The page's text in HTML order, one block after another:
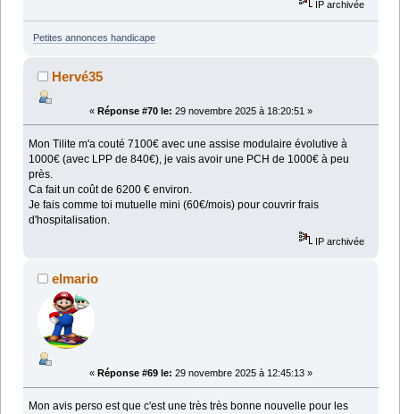
IP archivée
Petites annonces handicape
Hervé35
« Réponse #70 le: 29 novembre 2025 à 18:20:51 »
Mon Tilite m'a couté 7100€ avec une assise modulaire évolutive à
1000€ (avec LPP de 840€), je vais avoir une PCH de 1000€ à peu
près.
Ca fait un coût de 6200 € environ.
Je fais comme toi mutuelle mini (60€/mois) pour couvrir frais
d'hospitalisation.
IP archivée
elmario
« Réponse #69 le: 29 novembre 2025 à 12:45:13 »
Mon avis perso est que c'est une très très bonne nouvelle pour les